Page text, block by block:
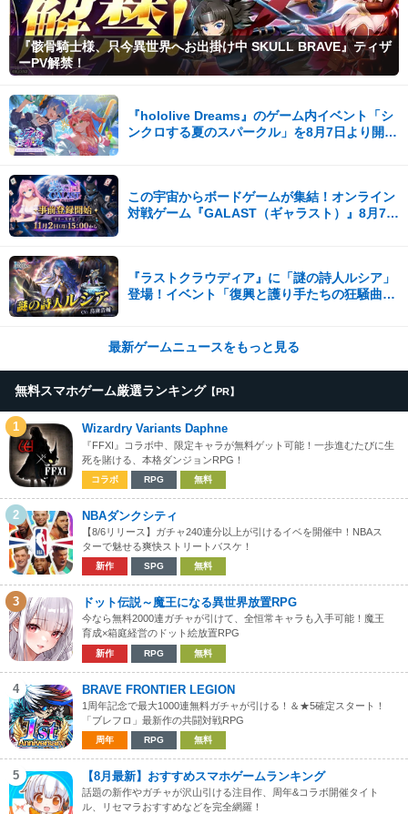
『骸骨騎士様、只今異世界へお出掛け中 SKULL BRAVE』ティザ
ーPV解禁！
『hololive Dreams』のゲーム内イベント「シ
ンクロする夏のスパークル」を8月7日より開
この宇宙からボードゲームが集結！オンライン
対戦ゲーム『GALAST（ギャラスト）』8月7日
『ラストクラウディア』に「謎の詩人ルシア」
登場！イベント「復興と護り手たちの狂騒曲」
最新ゲームニュースをもっと見る
無料スマホゲーム厳選ランキング 【PR】
1 Wizardry Variants Daphne
『FFXI』コラボ中、限定キャラが無料ゲット可能！一歩進むたびに生
死を賭ける、本格ダンジョンRPG！
コラボ RPG 無料
2 NBAダンクシティ
【8/6リリース】ガチャ240連分以上が引けるイベを開催中！NBAス
ターで魅せる爽快ストリートバスケ！
新作 SPG 無料
3 ドット伝説～魔王になる異世界放置RPG
今なら無料2000連ガチャが引けて、全恒常キャラも入手可能！魔王
育成×箱庭経営のドット絵放置RPG
新作 RPG 無料
4 BRAVE FRONTIER LEGION
1周年記念で最大1000連無料ガチャが引ける！＆★5確定スタート！
「ブレフロ」最新作の共闘対戦RPG
周年 RPG 無料
5 【8月最新】おすすめスマホゲームランキング
話題の新作やガチャが沢山引ける注目作、周年&コラボ開催タイト
ル、リセマラおすすめなどを完全網羅！